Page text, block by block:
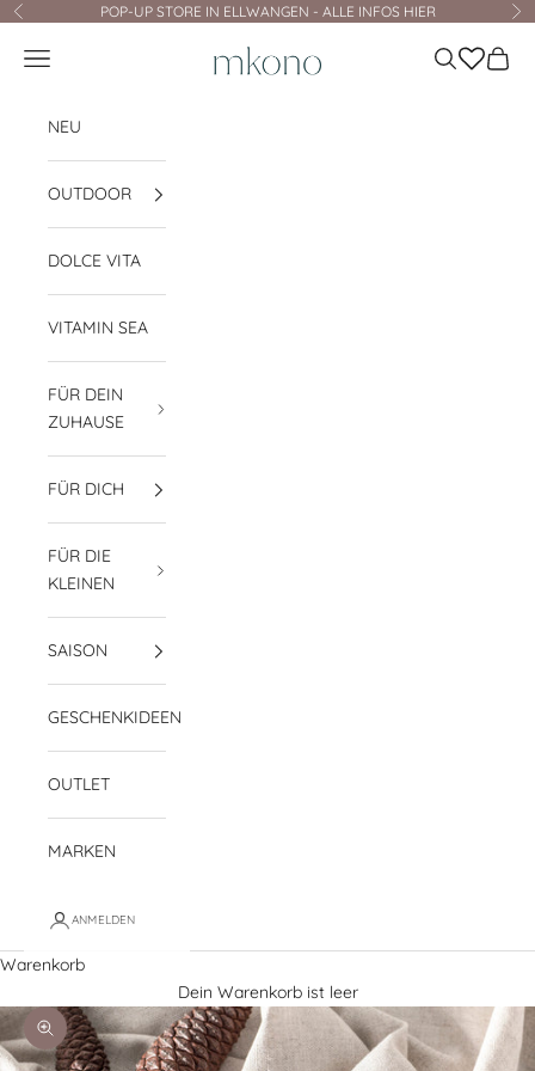
Zum Inhalt springen
Zurück POP-UP STORE IN ELLWANGEN - ALLE INFOS HIER
mkono
Navigationsmenü öffnen Suche öffnen
NEU
OUTDOOR
DOLCE VITA
VITAMIN SEA
FÜR DEIN
ZUHAUSE
FÜR DICH
FÜR DIE
KLEINEN
SAISON
GESCHENKIDEEN
OUTLET
MARKEN
ANMELDEN
Warenkorb
Dein Warenkorb ist leer
Bild vergrößern